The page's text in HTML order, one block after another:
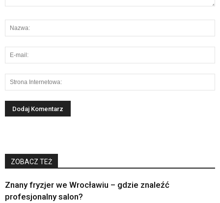
ZOBACZ TEŻ
Znany fryzjer we Wrocławiu – gdzie znaleźć
profesjonalny salon?